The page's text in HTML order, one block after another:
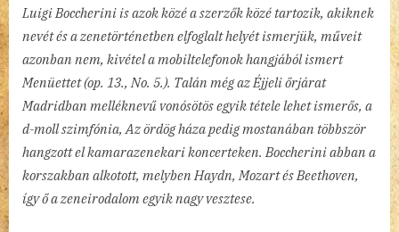
Luigi Boccherini is azok közé a szerzők közé tartozik, akiknek
nevét és a zenetörténetben elfoglalt helyét ismerjük, műveit
azonban nem, kivétel a mobiltelefonok hangjából ismert
Menüettet (op. 13., No. 5.). Talán még az Éjjeli őrjárat
Madridban melléknevű vonósötös egyik tétele lehet ismerős, a
d-moll szimfónia, Az ördög háza pedig mostanában többször
hangzott el kamarazenekari koncerteken. Boccherini abban a
korszakban alkotott, melyben Haydn, Mozart és Beethoven,
így ő a zeneirodalom egyik nagy vesztese.